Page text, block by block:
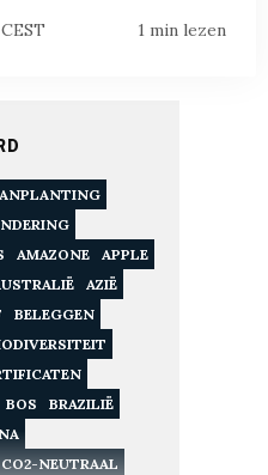
1 min lezen
AMAZONE
APPLE
AZIË
BELEGGEN
BOS
BRAZILIË
CO2-NEUTRAAL